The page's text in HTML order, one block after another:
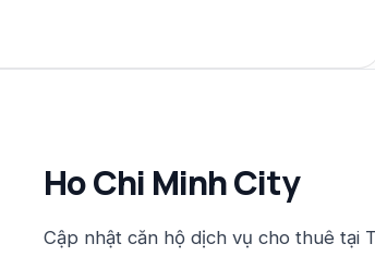
Ho Chi Minh City
Cập nhật căn hộ dịch vụ cho thuê tại